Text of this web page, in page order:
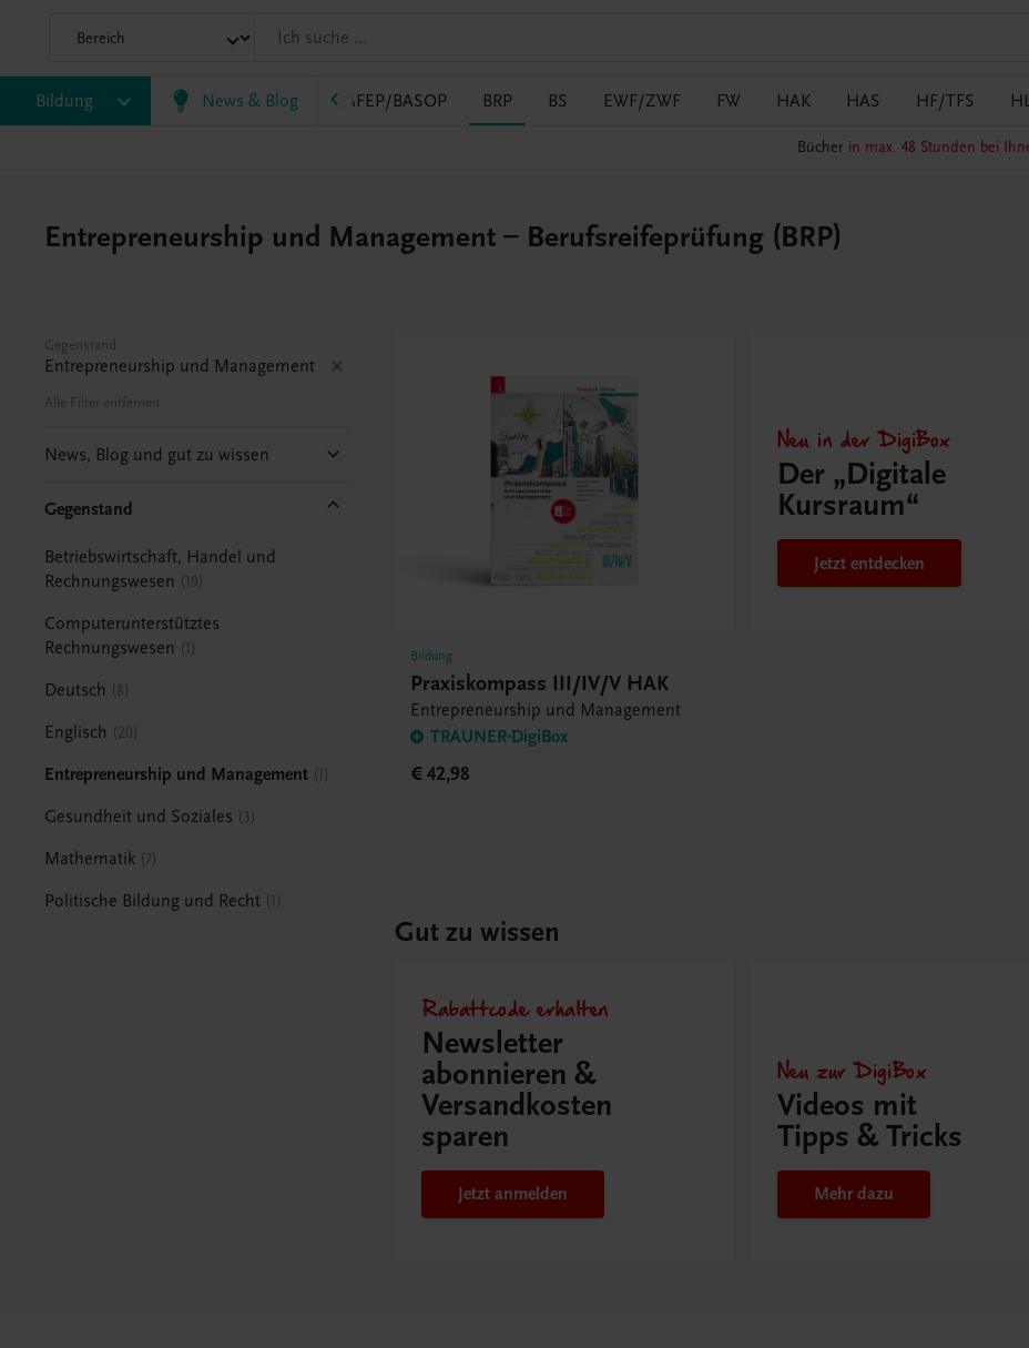
Bildung News & Blog
VS AHS BAFEP/BASOP BRP BS EWF/ZWF FW HAK HAS HF/TFS
Bücher in max. 48 Stunden bei
Entrepreneurship und Management – Berufsreifeprüfung (BRP)
Gegenstand
Entrepreneurship und Management
Alle Filter entfernen
News, Blog und gut zu wissen
Gegenstand
Betriebswirtschaft, Handel und
Rechnungswesen
19
Computerunterstütztes
Rechnungswesen
1
Deutsch 8
Englisch 20
Entrepreneurship und Management 1
Gesundheit und Soziales 3
Mathematik 7
Politische Bildung und Recht 1
Bildung
Praxiskompass III/IV/V HAK
Entrepreneurship und Management
TRAUNER-DigiBox
€ 42,98
Neu in der DigiBox
Der „Digitale
Kursraum“
Jetzt entdecken
Gut zu wissen
Rabattcode erhalten
Newsletter
abonnieren &
Versandkosten
sparen
Jetzt anmelden
Neu zur DigiBox
Videos mit
Tipps & Tricks
Mehr dazu